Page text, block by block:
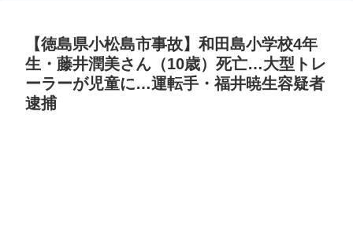
【徳島県小松島市事故】和田島小学校4年
生・藤井潤美さん（10歳）死亡…大型トレ
ーラーが児童に…運転手・福井暁生容疑者
逮捕